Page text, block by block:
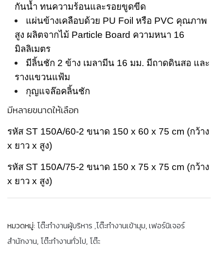
กันน้ำ ทนความร้อนและรอยขูดขีด
แผ่นข้างเคลือบด้วย PU Foil หรือ PVC คุณภาพ
สูง ผลิตจากไม้ Particle Board ความหนา 16
มิลลิเมตร
มีลิ้นชัก 2 ข้าง เมลามีน 16 มม. มีถาดดินสอ และ
รางแขวนแฟ้ม
กุญแจล๊อคลิ้นชัก
มีหลายขนาดให้เลือก
รหัส ST 150A/60-2 ขนาด 150 x 60 x 75 cm (กว้าง
x ยาว x สูง)
รหัส ST 150A/75-2 ขนาด 150 x 75 x 75 cm (กว้าง
x ยาว x สูง)
หมวดหมู่: โต๊ะทำงานผู้บริหาร ,โต๊ะทำงานเข้ามุม,เฟอร์นิเจอร์
สำนักงาน, โต๊ะทำงานทั่วไป, โต๊ะ